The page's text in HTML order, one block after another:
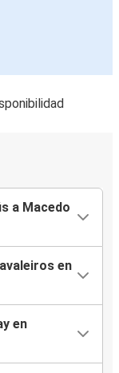
a Macedo
en
en